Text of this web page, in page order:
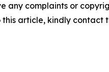
any complaints or
article, kindly contact